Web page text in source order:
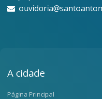
A cidade
Página Principal